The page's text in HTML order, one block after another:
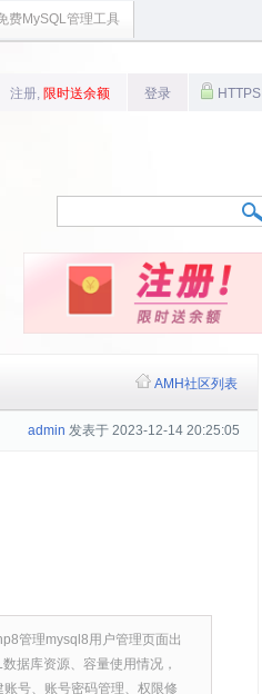
费MySQL管理工具
注册, 限时送余额 登录 HTTPS
AMH社区列表
admin 发表于 2023-12-14 20:25:05
管理mysql8用户管理页面出
据库资源、容量使用情况，
号、账号密码管理、权限修